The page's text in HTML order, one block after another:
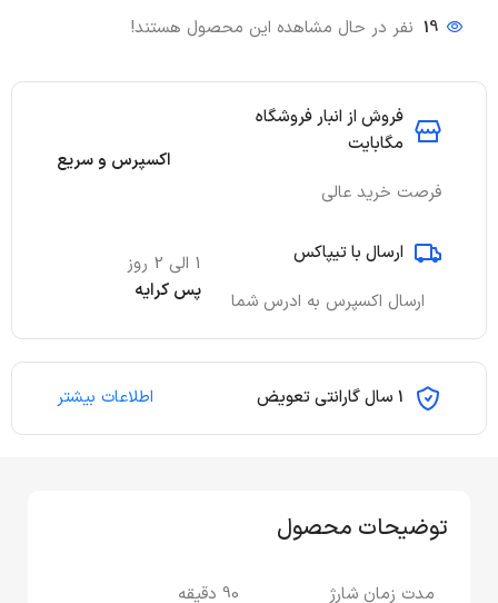
19 نفر در حال مشاهده این محصول هستند!
فروش از انبار فروشگاه
مگابایت
فرصت خرید عالی
اکسپرس و سریع
ارسال با تیپاکس
ارسال اکسپرس به ادرس شما
1 الی 2 روز
پس کرایه
1 سال گارانتی تعویض اطلاعات بیشتر
توضیحات محصول
مدت زمان شارژ 90 دقیقه